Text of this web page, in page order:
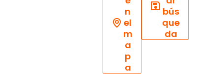
n
el
m
a
p
a
bús
que
da